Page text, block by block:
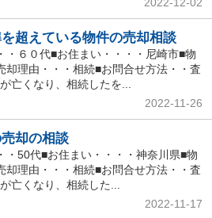
2022-12-02
超えている物件の売却相談
・６０代■お住まい・・・・尼崎市■物
却理由・・・相続■お問合せ方法・・査
亡くなり、相続したを...
2022-11-26
却の相談
・50代■お住まい・・・・神奈川県■物
却理由・・・相続■お問合せ方法・・査
亡くなり、相続した...
2022-11-17